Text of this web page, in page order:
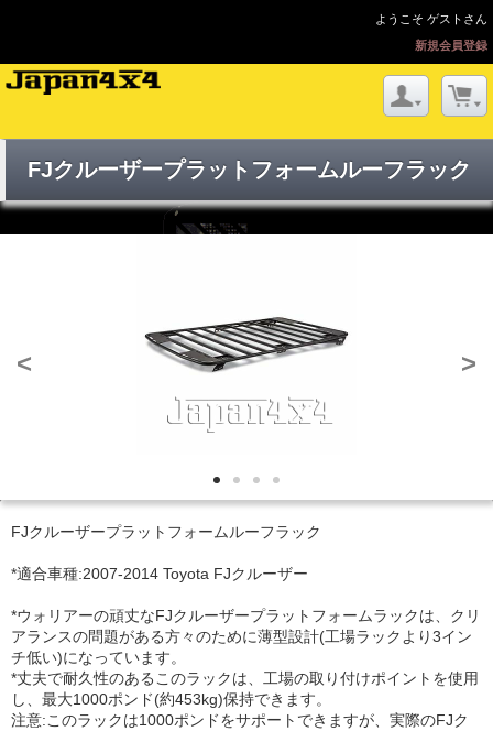
ようこそ ゲストさん
新規会員登録
FJクルーザープラットフォームルーフラック
< >
FJクルーザープラットフォームルーフラック
*適合車種:2007-2014 Toyota FJクルーザー
*ウォリアーの頑丈なFJクルーザープラットフォームラックは、クリ
アランスの問題がある方々のために薄型設計(工場ラックより3イン
チ低い)になっています。
*丈夫で耐久性のあるこのラックは、工場の取り付けポイントを使用
し、最大1000ポンド(約453kg)保持できます。
注意:このラックは1000ポンドをサポートできますが、実際のFJク